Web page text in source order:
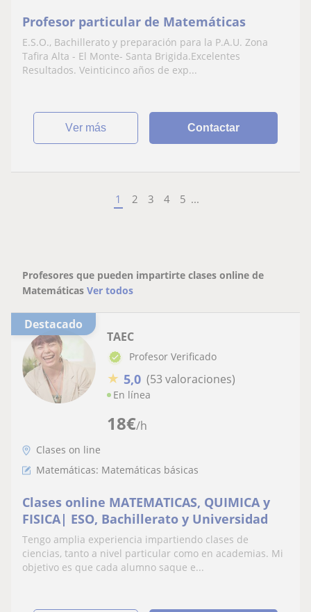
Profesor particular de Matemáticas
E.S.O., Bachillerato y preparación para la P.A.U. Zona
Tafira Alta - El Monte- Santa Brigida.Excelentes
Resultados. Veinticinco años de exp...
ver más Contactar
1 2 3 4 5 ...
Profesores que pueden impartirte clases online de
Matemáticas Ver todos
Destacado
18€/h
TAEC
Profesor Verificado
★ 5,0 (53 valoraciones)
En línea
Clases on line
Matemáticas: Matemáticas básicas
Clases online MATEMATICAS, QUIMICA y
FISICA| ESO, Bachillerato y Universidad
Tengo amplia experiencia impartiendo clases de
ciencias, tanto a nivel particular como en academias. Mi
objetivo es que cada alumno saque e...